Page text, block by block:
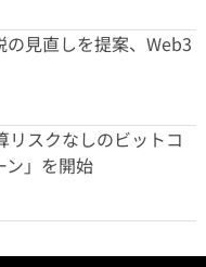
見直しを提案、Web3
リスクなしのビットコ
ン」を開始